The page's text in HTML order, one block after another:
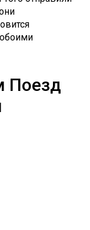
Поезд